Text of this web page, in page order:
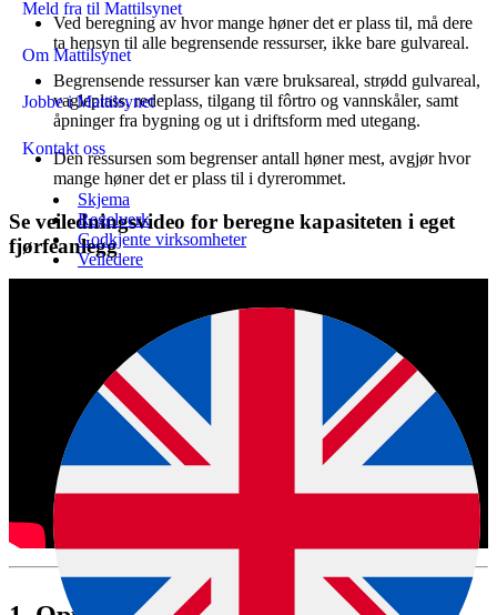
Meld fra til Mattilsynet
Om Mattilsynet
Jobbe i Mattilsynet
Kontakt oss
Skjema
Regelverk
Godkjente virksomheter
Veiledere
Ved beregning av hvor mange høner det er plass til, må dere
ta hensyn til alle begrensende ressurser, ikke bare gulvareal.
Begrensende ressurser kan være bruksareal, strødd gulvareal,
vagleplass, redeplass, tilgang til fôrtro og vannskåler, samt
åpninger fra bygning og ut i driftsform med utegang.
Den ressursen som begrenser antall høner mest, avgjør hvor
mange høner det er plass til i dyrerommet.
Se veiledningsvideo for beregne kapasiteten i eget
fjørfeanlegg